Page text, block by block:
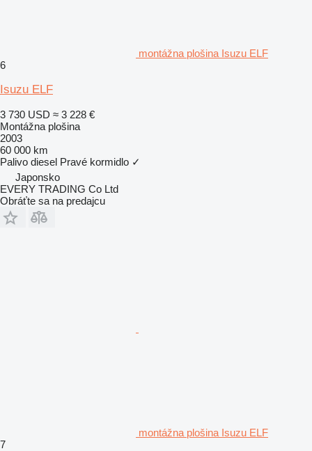
montážna plošina Isuzu ELF
6
Isuzu ELF
3 730 USD ≈ 3 228 €
Montážna plošina
2003
60 000 km
Palivo diesel Pravé kormidlo ✓
Japonsko
EVERY TRADING Co Ltd
Obráťte sa na predajcu
montážna plošina Isuzu ELF
7